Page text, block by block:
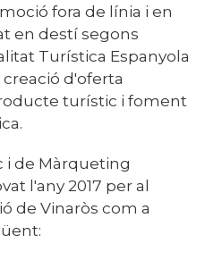
fora de línia i en
en destí segons
Turística Espanyola
creació d'oferta
turístic i foment
i de Màrqueting
l'any 2017 per al
de Vinaròs com a